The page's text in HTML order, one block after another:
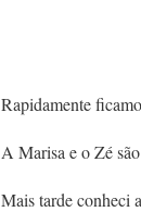
Rapidamente
A Marisa e o Zé
Mais tarde conheci